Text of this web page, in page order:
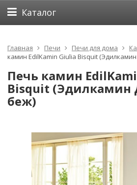
Каталог
Главная Печи Печи для дома
камин EdilKamin Giulia Bisquit
Печь камин
Bisquit (Эдилкамин
беж)